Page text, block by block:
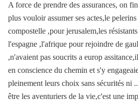
A force de prendre des assurances, on
plus vouloir assumer ses actes,le
compostelle ,pour jerusalem,les
l'espagne ,l'afrique pour rejoindre de
,n'avaient pas soucrits a europ
en conscience du chemin et s'y
pleinement leurs choix sans sécurités ni
être les aventuriers de la vie,c'est une